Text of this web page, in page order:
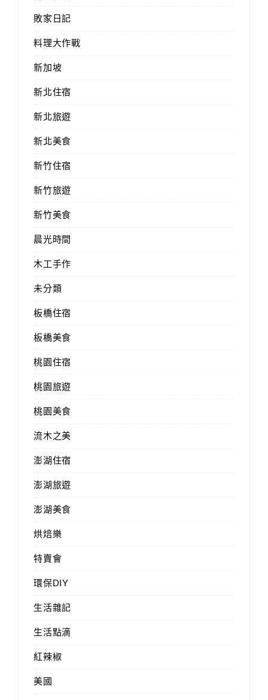
敗家日記
料理大作戰
新加坡
新北住宿
新北旅遊
新北美食
新竹住宿
新竹旅遊
新竹美食
晨光時間
木工手作
未分類
板橋住宿
板橋美食
桃園住宿
桃園旅遊
桃園美食
流木之美
澎湖住宿
澎湖旅遊
澎湖美食
烘焙樂
特賣會
環保DIY
生活雜記
生活點滴
紅辣椒
美國